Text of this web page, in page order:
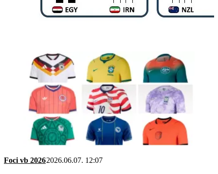
Foci vb 20262026.06.07. 12:07